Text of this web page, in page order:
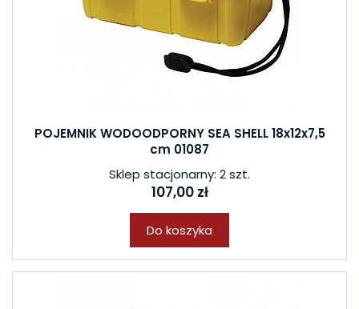
POJEMNIK WODOODPORNY SEA SHELL 18x12x7,5
cm 01087
Sklep stacjonarny: 2 szt.
107,00 zł
Do koszyka